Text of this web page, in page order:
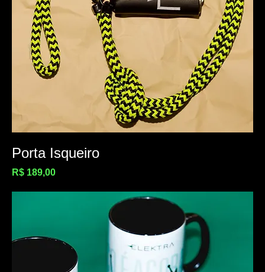
Porta Isqueiro
Preço
R$ 189,00